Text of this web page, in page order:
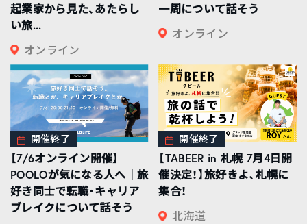
起業家から見た、あたらし
い旅...
オンライン
一周について話そう
オンライン
開催終了
【7/6オンライン開催】
POOLOが気になる人へ｜旅
好き同士で転職・キャリア
ブレイクについて話そう
開催終了
【TABEER in 札幌 7月4日開
催決定！】旅好きよ、札幌に
集合！
北海道